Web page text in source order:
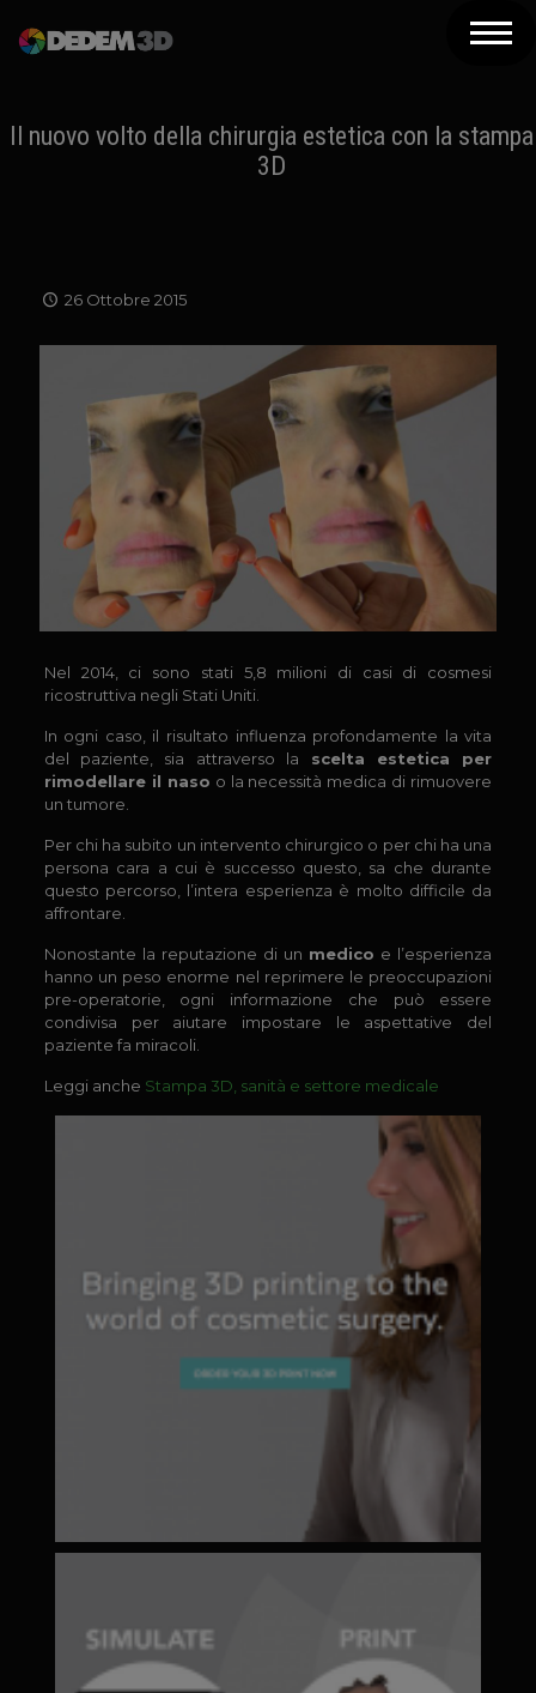
Prodotti
Assistenza
Contatti
Newsletter
Il nuovo volto della chirurgia estetica con la stampa
3D
26 Ottobre 2015
Nel 2014, ci sono stati 5,8 milioni di casi di cosmesi
ricostruttiva negli Stati Uniti.
In ogni caso, il risultato influenza profondamente la vita
del paziente, sia attraverso la scelta estetica per
rimodellare il naso o la necessità medica di rimuovere
un tumore.
Per chi ha subito un intervento chirurgico o per chi ha una
persona cara a cui è successo questo, sa che durante
questo percorso, l’intera esperienza è molto difficile da
affrontare.
Nonostante la reputazione di un medico e l’esperienza
hanno un peso enorme nel reprimere le preoccupazioni
pre-operatorie, ogni informazione che può essere
condivisa per aiutare impostare le aspettative del
paziente fa miracoli.
Leggi anche Stampa 3D, sanità e settore medicale